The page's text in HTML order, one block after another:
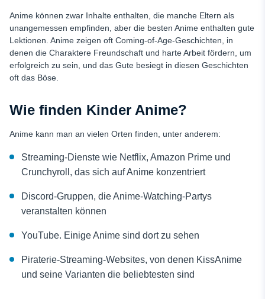
Anime können zwar Inhalte enthalten, die manche Eltern als
unangemessen empfinden, aber die besten Anime enthalten gute
Lektionen. Anime zeigen oft Coming-of-Age-Geschichten, in
denen die Charaktere Freundschaft und harte Arbeit fördern, um
erfolgreich zu sein, und das Gute besiegt in diesen Geschichten
oft das Böse.
Wie finden Kinder Anime?
Anime kann man an vielen Orten finden, unter anderem:
Streaming-Dienste wie Netflix, Amazon Prime und
Crunchyroll, das sich auf Anime konzentriert
Discord-Gruppen, die Anime-Watching-Partys
veranstalten können
YouTube. Einige Anime sind dort zu sehen
Piraterie-Streaming-Websites, von denen KissAnime
und seine Varianten die beliebtesten sind